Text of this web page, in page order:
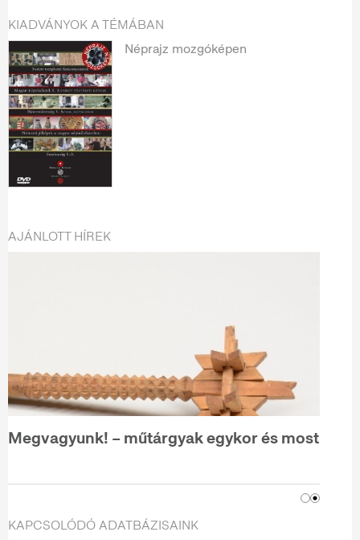
KIADVÁNYOK A TÉMÁBAN
Néprajz mozgóképen
AJÁNLOTT HÍREK
Megvagyunk! – műtárgyak egykor és most
KAPCSOLÓDÓ ADATBÁZISAINK